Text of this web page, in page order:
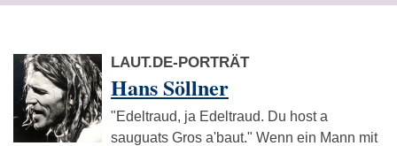
LAUT.DE-PORTRÄT
Hans Söllner
"Edeltraud, ja Edeltraud. Du host a
sauguats Gros a'baut." Wenn ein Mann mit